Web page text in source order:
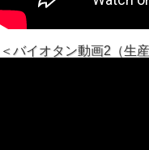
＜バイオタン動画2（生